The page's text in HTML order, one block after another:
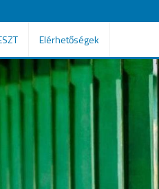
Elérhetőségek